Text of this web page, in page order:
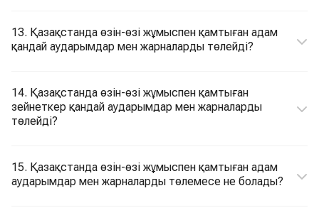
13. Қазақстанда өзін-өзі жұмыспен қамтыған адам
қандай аударымдар мен жарналарды төлейді?
14. Қазақстанда өзін-өзі жұмыспен қамтыған
зейнеткер қандай аударымдар мен жарналарды
төлейді?
15. Қазақстанда өзін-өзі жұмыспен қамтыған адам
аударымдар мен жарналарды төлемесе не болады?